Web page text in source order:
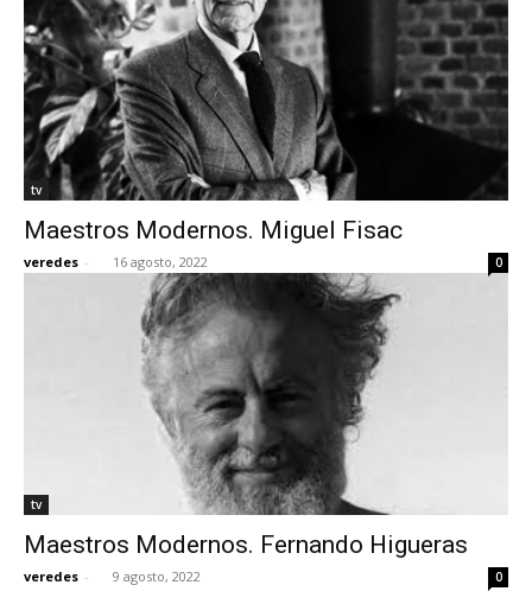
tv
Maestros Modernos. Miguel Fisac
veredes - 16 agosto, 2022 0
tv
Maestros Modernos. Fernando Higueras
veredes - 9 agosto, 2022 0